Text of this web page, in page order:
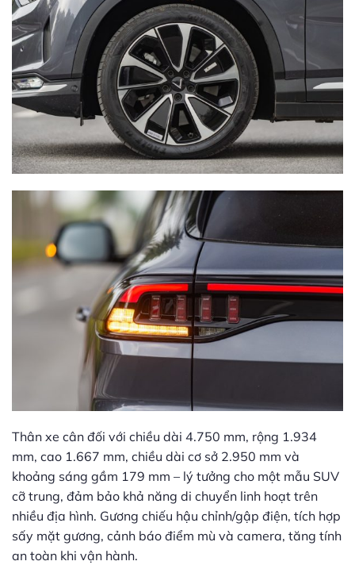
Thân xe cân đối với chiều dài 4.750 mm, rộng 1.934
mm, cao 1.667 mm, chiều dài cơ sở 2.950 mm và
khoảng sáng gầm 179 mm – lý tưởng cho một mẫu SUV
cỡ trung, đảm bảo khả năng di chuyển linh hoạt trên
nhiều địa hình. Gương chiếu hậu chỉnh/gập điện, tích hợp
sấy mặt gương, cảnh báo điểm mù và camera, tăng tính
an toàn khi vận hành.